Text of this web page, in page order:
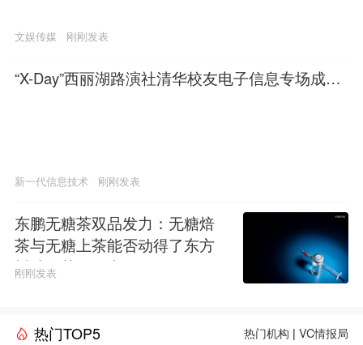
文娱传媒 刚刚发表
“X-Day”西丽湖路演社清华校友电子信息专场成功
新一代信息技术 刚刚发表
东鹏无糖茶双品发力：无糖焙
茶与无糖上茶能否动得了东方
树叶的茶饮江山
刚刚发表
热门TOP5 热门机构 |VC情报局